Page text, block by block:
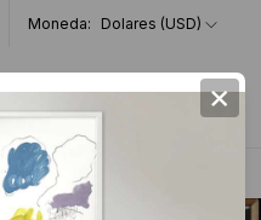
Moneda: Dolares (USD)
0
×